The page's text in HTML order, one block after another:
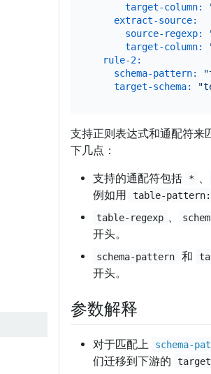
target-column:
extract-source:
source-regexp:
target-column:
rule-2:
schema-pattern:
target-schema:
支持正则表达式和通配符来
下几点：
支持的通配符包括 *
例如用
table-
table-regexp
开头。
schema-pattern 和
开头。
参数解释
对于匹配上 schema-
们迁移到下游的